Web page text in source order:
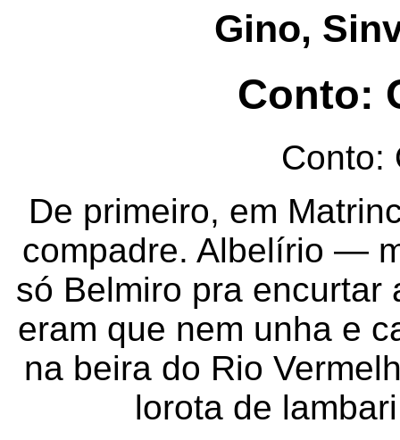
Gino,
Conto:
Conto:
De primeiro, em
compadre. Albelírio —
só Belmiro pra
eram que nem unha e
na beira do Rio
lorota de